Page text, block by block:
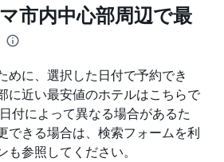
市内中心部周辺で最
めに、選択した日付で予約でき
に近い最安値のホテルはこちらで
付によって異なる場合があるた
できる場合は、検索フォームを利
参照してください。